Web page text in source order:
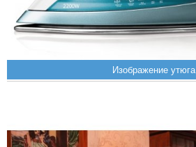
Изображение утюга